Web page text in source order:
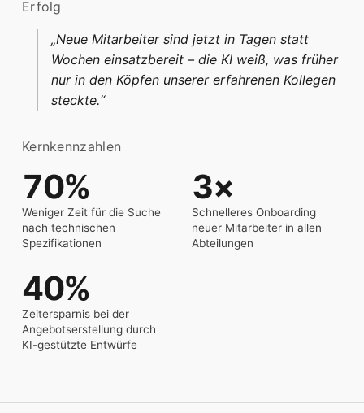
Erfolg
„Neue Mitarbeiter sind jetzt in Tagen statt
Wochen einsatzbereit – die KI weiß, was früher
nur in den Köpfen unserer erfahrenen Kollegen
steckte.“
Kernkennzahlen
70%
Weniger Zeit für die Suche
nach technischen
Spezifikationen
3×
Schnelleres Onboarding
neuer Mitarbeiter in allen
Abteilungen
40%
Zeitersparnis bei der
Angebotserstellung durch
KI-gestützte Entwürfe